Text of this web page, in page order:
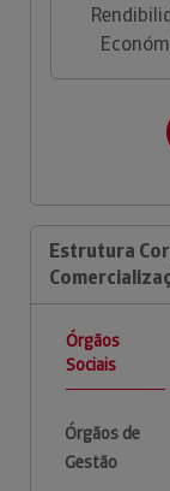
Estrutura
Órgãos
Sociais
Órgãos de
Gestão